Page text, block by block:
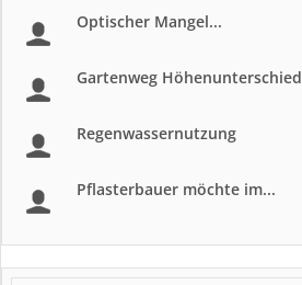
Optischer Mangel...
Gartenweg Höhenunterschied
Regenwassernutzung
Pflasterbauer möchte im...